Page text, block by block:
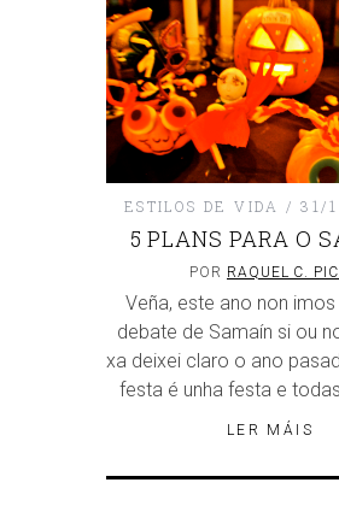
ESTILOS DE VIDA 31/
5 PLANS PARA O
POR RAQUEL C.
Veña, este ano non
debate de Samaín si ou
xa deixei claro o ano
festa é unha festa e
LER MÁIS